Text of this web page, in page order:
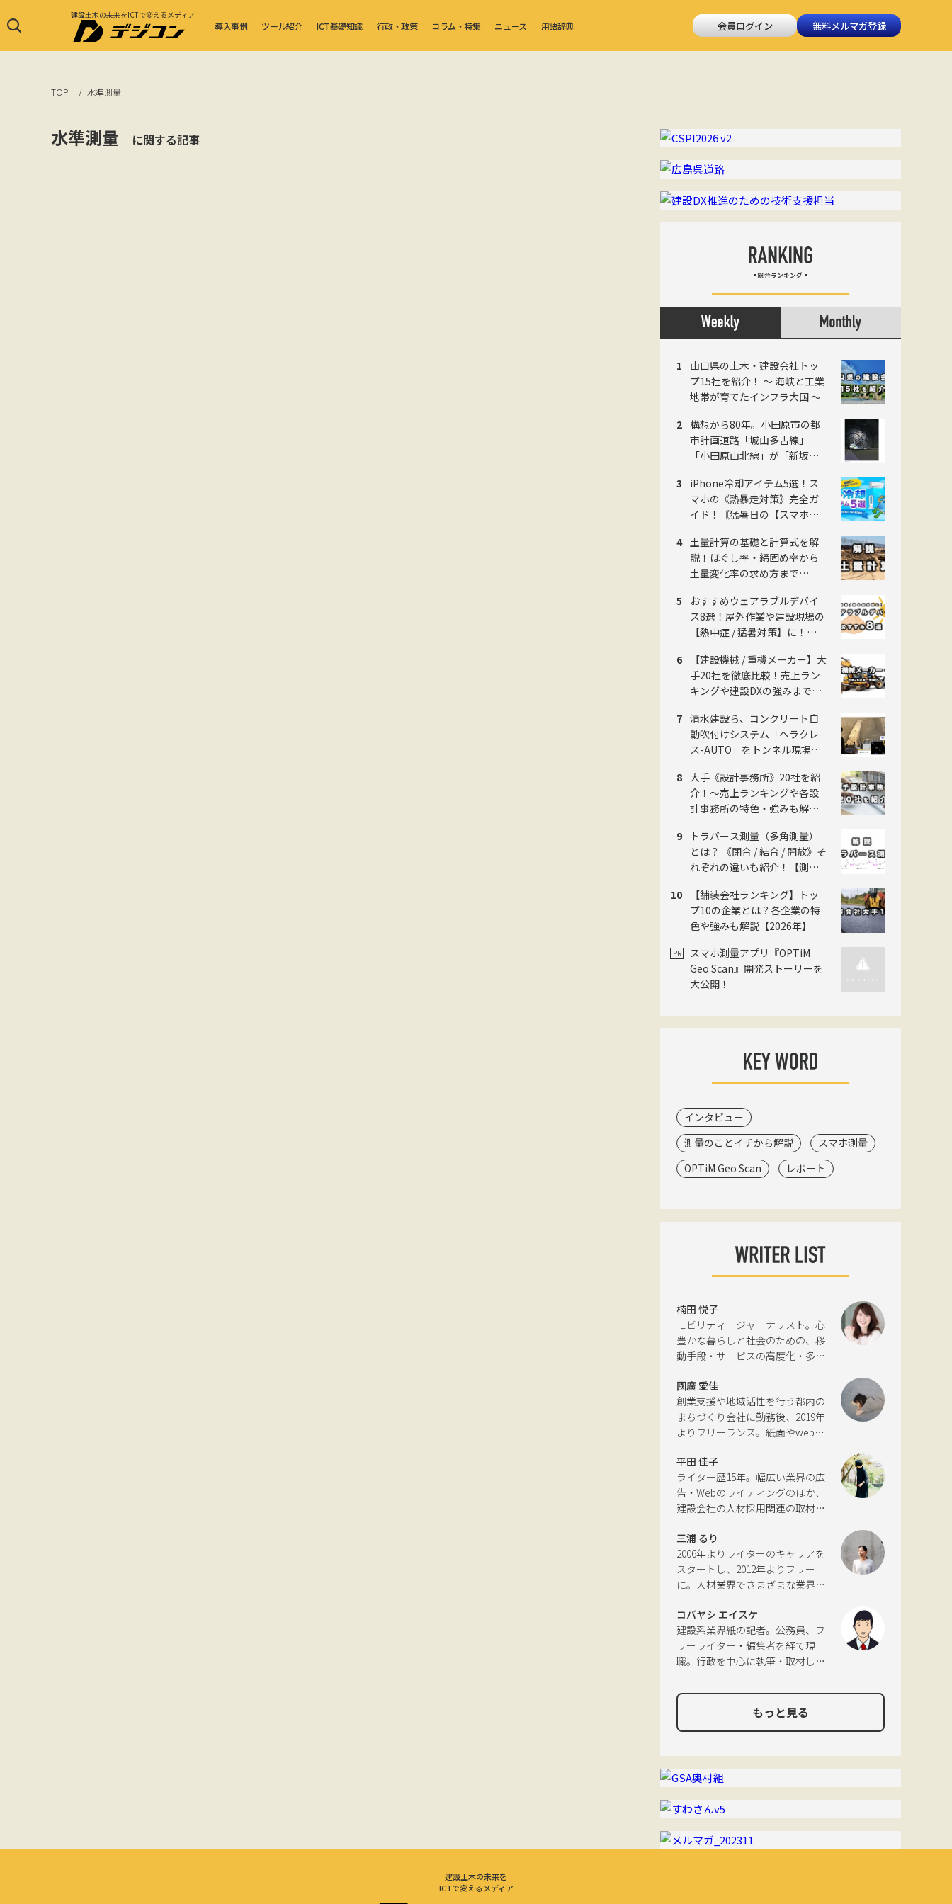
建設土木の未来をICTで変えるメディア
導入事例 ツール紹介 ICT基礎知識 行政・政策 コラム・特集 ニュース 用語辞典 会員ログイン 無料メルマガ登録
TOP 水準測量
水準測量 に関する記事
総合ランキング
山口県の土木・建設会社トッ
プ15社を紹介！ 〜 海峡と工業
地帯が育てたインフラ大国 〜
構想から80年。小田原市の都
市計画道路「城山多古線」
「小田原山北線」が「新坂下
地域の南北軸に
iPhone冷却アイテム5選！ス
マホの《熱暴走対策》完全ガ
イド！〘猛暑日の【スマホ測
土量計算の基礎と計算式を解
説！ほぐし率・締固め率から
土量変化率の求め方まで
おすすめウェアラブルデバイ
ス8選！屋外作業や建設現場の
【熱中症 / 猛暑対策】に！
【建設機械 / 重機メーカー】大
手20社を徹底比較！売上ラン
キングや建設DXの強みまで網
清水建設ら、コンクリート自
動吹付けシステム「ヘラクレ
ス-AUTO」をトンネル現場に
厚を計測し、均質な自動吹付
けを実現
大手《設計事務所》20社を紹
介！〜売上ランキングや各設
計事務所の特色・強みも解
トラバース測量（多角測量）
とは？ 《閉合 / 結合 / 開放》そ
れぞれの違いも紹介！【測量
【舗装会社ランキング】トッ
プ10の企業とは？各企業の特
色や強みも解説【2026年】
スマホ測量アプリ『OPTiM
Geo Scan』開発ストーリーを
大公開！
インタビュー
測量のことイチから解説
スマホ測量
OPTiM Geo Scan
レポート
楠田 悦子
モビリティ―ジャーナリスト。心
豊かな暮らしと社会のための、移
動手段・サービスの高度化・多様
っている。自動車新聞社モビリテ
ィビジネス専門誌『LIGARE』初代
編集長を経て、2013年に独立。国
土交通省の「自転車の活用推進に
審議会交通体系分科会第15回地域
公共交通部会」、「MaaS関連デー
タ検討会」、SIP第2期自動運転
（システムとサービスの拡張）ピ
任。
國廣 愛佳
創業支援や地域活性を行う都内の
まちづくり会社に勤務後、2019年
よりフリーランス。紙面やwebサ
ーライティングなどの執筆を中心
に、ジャンルを問わず活動。四国
にある築100年の実家をどう生かす
かが長年の悩み。
平田 佳子
ライター歴15年。幅広い業界の広
告・Webのライティングのほか、
建設会社の人材採用関連の取材・
父が土木・建設の仕事をしていた
ため、小さな頃から憧れあり。
三浦 るり
2006年よりライターのキャリアを
スタートし、2012年よりフリー
に。人材業界でさまざまな業界・
幅広くライティングを手掛ける。
現在は特に建築や不動産、さらに
はDX分野を探究中。
コバヤシ エイスケ
建設系業界紙の記者。公務員、フ
リーライター・編集者を経て現
職。行政を中心に執筆・取材して
追いかけている。
もっと見る
建設土木の未来を
ICTで変えるメディア